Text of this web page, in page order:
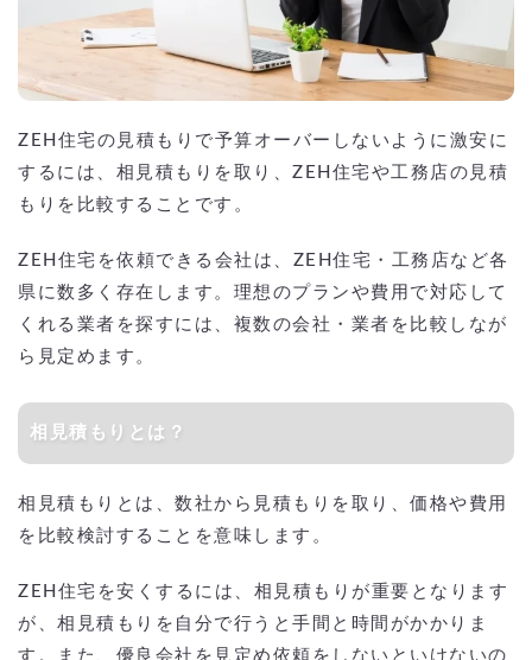
ZEH住宅の見積もりで予算オーバーしないように激安に
するには、相見積もりを取り、ZEH住宅や工務店の見積
もりを比較することです。
ZEH住宅を依頼できる会社は、ZEH住宅・工務店など各
県に数多く存在します。理想のプランや費用で対応して
くれる業者を探すには、複数の会社・業者を比較しなが
ら見定めます。
相見積もりとは？
相見積もりとは、数社から見積もりを取り、価格や費用
を比較検討することを意味します。
ZEH住宅を安くするには、相見積もりが重要となります
が、相見積もりを自分で行うと手間と時間がかかりま
す。また、優良会社を見定め依頼をしないといけないの